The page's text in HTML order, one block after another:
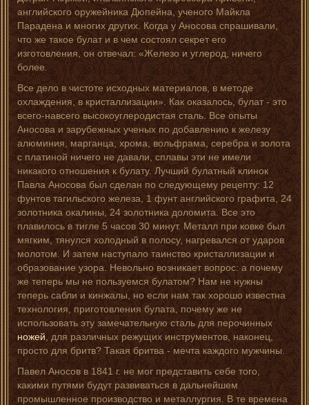
английского оружейника Дюпейна, ученого Майкла
Парадена и многих других. Когда у Аносова спрашивали,
что же такое булат и в чем состоял секрет его
изготовления, он отвечал: «Железо и углерод, ничего
более.
Все дело в чистоте исходных материалов, в методе
охлаждения, в кристаллизации». Как оказалось, булат - это
всего-навсего высокоуглеродистая сталь. Все опыты
Аносова и зарубежных ученых по добавлению к железу
алюминия, марганца, хрома, вольфрама, серебра и золота
с платиной ничего не давали, сплавы эти не имели
никакого отношения к булату. Лучший булатный клинок
Павла Аносова был сделан по следующему рецепту: 12
фунтов тагильского железа, 1 фунт английского графита, 24
золотника окалины, 24 золотника доломита. Все это
плавилось в тигле 5 часов 30 минут. Металл при ковке был
мягким, тянулся холодный в полосу, нагревался от ударов
молотом. И затем наступало таинство кристаллизации и
образование узора. Невольно возникает вопрос: а почему
же теперь мы не пользуемся булатом? Нам не нужны
теперь сабли и кинжалы, но если нам так хорошо известна
технология, приготовления булата, почему же не
использовать эту замечательную сталь для перочинных
ножей, для различных режущих инструментов, наконец,
просто для бритв? Такая бритва - мечта каждого мужчины.
Павел Аносов в 1841 г. не мог представить себе того,
какими путями будут развиваться в дальнейшем
промышленное производство и металлургия. В те времена